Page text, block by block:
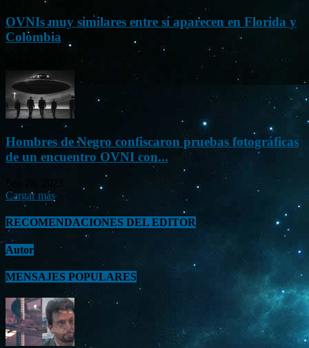
OVNIs muy similares entre sí aparecen en Florida y
Colombia
Hombres de Negro confiscaron pruebas fotográficas
de un encuentro OVNI con...
Sep 26, 2023
Cargar más
RECOMENDACIONES DEL EDITOR
Autor
MENSAJES POPULARES